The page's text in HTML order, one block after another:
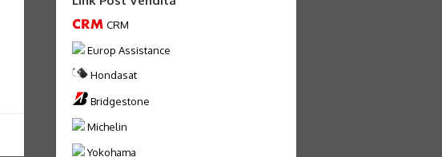
CRM
Europ Assistance
Hondasat
Bridgestone
Michelin
Yokohama